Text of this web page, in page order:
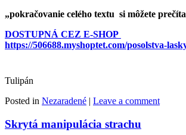
„pokračovanie celého textu si môžete
DOSTUPNÁ CEZ E-SHOP
https://506688.myshoptet.com/posolstva-
Tulipán
Posted in Nezaradené | Leave a comment
Skrytá manipulácia strachu